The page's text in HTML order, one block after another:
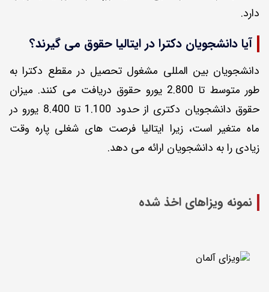
دارد.
آیا دانشجویان دکترا در ایتالیا حقوق می گیرند؟
دانشجویان بین المللی مشغول تحصیل در مقطع دکترا به
طور متوسط تا 2.800 یورو حقوق دریافت می کنند. میزان
حقوق دانشجویان دکتری از حدود 1.100 تا 8.400 یورو در
ماه متغیر است، زیرا ایتالیا فرصت های شغلی پاره وقت
زیادی را به دانشجویان ارائه می دهد.
نمونه ویزاهای اخذ شده